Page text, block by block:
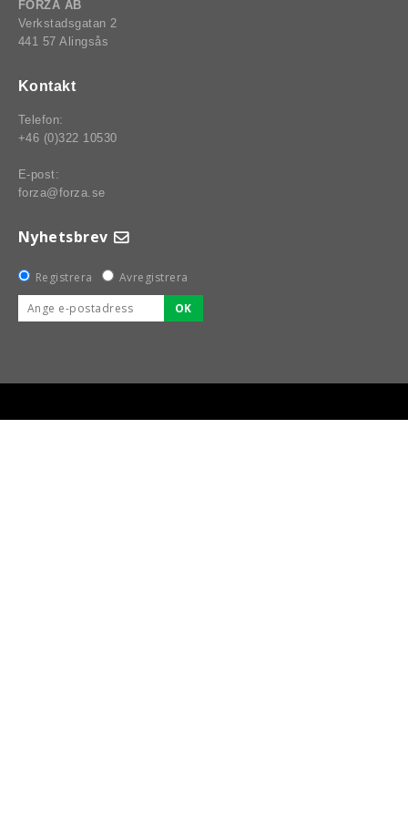
FORZA AB
Verkstadsgatan 2
441 57 Alingsås
Kontakt
Telefon:
+46 (0)322 10530
E-post:
forza@forza.se
Nyhetsbrev
Registrera
Avregistrera
OK